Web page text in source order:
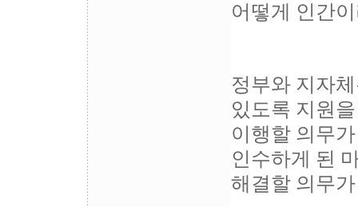
어떻게 인간
정부와 지자
있도록 지원
이행할 의무
인수하게 된
해결할 의무